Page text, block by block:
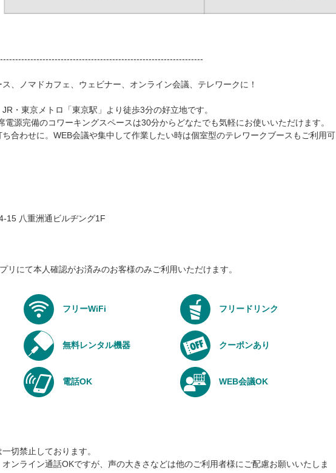
、ノマドカフェ、ウェビナー、オンライン会議、テレワークに！
・東京メトロ「東京駅」より徒歩3分の好立地です。
源完備のコワーキングスペースは30分からどなたでも気軽にお使いいただけます。
合わせに。WEB会議や集中して作業したい時は個室型のテレワークブースもご利用可
15 八重洲通ビルヂング1F
にて本人確認がお済みのお客様のみご利用いただけます。
フリーWiFi フリードリンク
無料レンタル機器 クーポンあり
電話OK WEB会議OK
切禁止しております。
ンライン通話OKですが、声の大きさなどは他のご利用者様にご配慮お願いいたしま